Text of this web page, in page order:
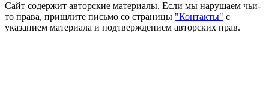
Сайт содержит авторские материалы. Если мы нарушаем чьи-
то права, пришлите письмо со страницы "Контакты" с
указанием материала и подтверждением авторских прав.